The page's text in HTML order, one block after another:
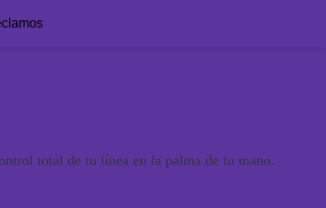
total de tu línea en la palma de tu mano.